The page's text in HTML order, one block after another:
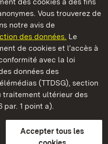
Vous trouverez de
notre avis de
des données. Le
de cookies et l’accès à
avec la loi
données des
(TTDSG), section
traitement ultérieur des
par. 1 point a).
Accepter tous les
Bade-Wurtemberg
réponsesMentions légales